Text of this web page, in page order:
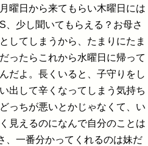
曜日から来てもらい木曜日には
、少し聞いてもらえる？お母さ
してしまうから、たまりにたま
ったらこれから水曜日に帰って
だよ。長くいると、子守りをし
出して辛くなってしまう気持ち
っちが悪いとかじゃなくて、い
見えるのになんで自分のことは
、一番分かってくれるのは妹だ